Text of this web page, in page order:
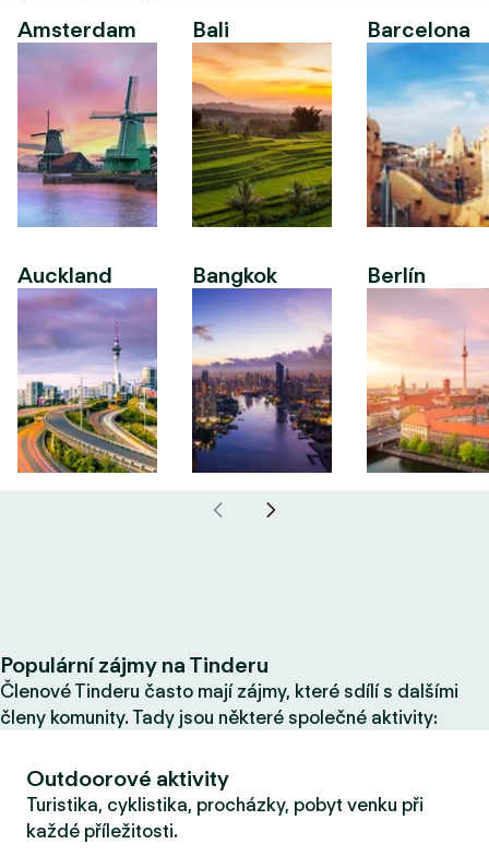
Amsterdam
Auckland
Bali
Bangkok
Barcelona
Berlín
Populární zájmy na Tinderu
Členové Tinderu často mají zájmy, které sdílí s dalšími
členy komunity. Tady jsou některé společné aktivity:
Outdoorové aktivity
Turistika, cyklistika, procházky, pobyt venku při
každé příležitosti.